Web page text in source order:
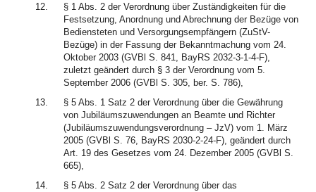
12.
§ 1 Abs. 2 der Verordnung über Zuständigkeiten für die
Festsetzung, Anordnung und Abrechnung der Bezüge von
Bediensteten und Versorgungsempfängern (ZuStV-
Bezüge) in der Fassung der Bekanntmachung vom 24.
Oktober 2003 (GVBl S. 841, BayRS 2032-3-1-4-F),
zuletzt geändert durch § 3 der Verordnung vom 5.
September 2006 (GVBl S. 305, ber. S. 786),
13.
§ 5 Abs. 1 Satz 2 der Verordnung über die Gewährung
von Jubiläumszuwendungen an Beamte und Richter
(Jubiläumszuwendungsverordnung – JzV) vom 1. März
2005 (GVBl S. 76, BayRS 2030-2-24-F), geändert durch
Art. 19 des Gesetzes vom 24. Dezember 2005 (GVBl S.
665),
14.
§ 5 Abs. 2 Satz 2 der Verordnung über das